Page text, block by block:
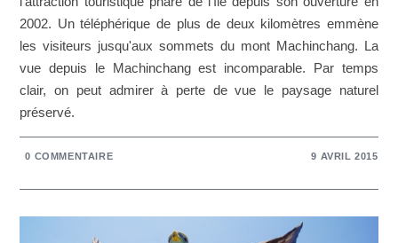
2002. Un téléphérique de plus de deux kilomètres emmène
les visiteurs jusqu'aux sommets du mont Machinchang. La
vue depuis le Machinchang est incomparable. Par temps
clair, on peut admirer à perte de vue le paysage naturel
préservé.
0 COMMENTAIRE 9 AVRIL 2015